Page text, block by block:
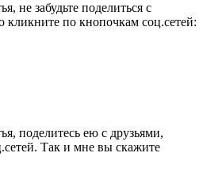
не забудьте поделиться с
кликните по кнопочкам соц.сетей:
поделитесь ею с друзьями,
Так и мне вы скажите